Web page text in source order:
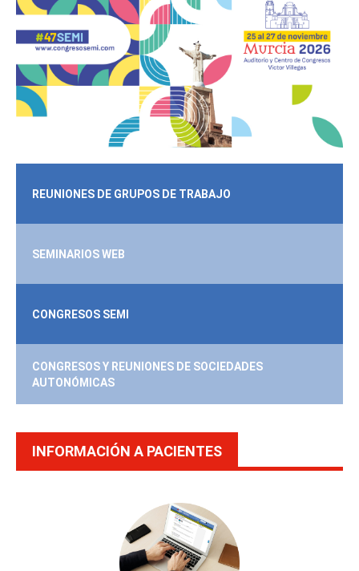
REUNIONES DE GRUPOS DE TRABAJO
SEMINARIOS WEB
CONGRESOS SEMI
CONGRESOS Y REUNIONES DE SOCIEDADES
AUTONÓMICAS
INFORMACIÓN A PACIENTES